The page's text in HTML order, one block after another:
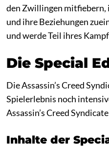
den Zwillingen mitfiebern,
und ihre Beziehungen
und werde Teil ihres
Die Special
Die Assassin’s Creed
Spielerlebnis noch
Assassin’s Creed
Inhalte der